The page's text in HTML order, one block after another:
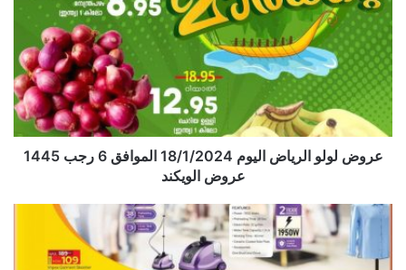
عروض لولو الرياض اليوم 18/1/2024 الموافق 6 رجب 1445
عروض الويكند